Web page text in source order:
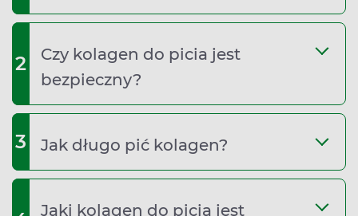
2
Czy kolagen do picia jest
bezpieczny?
3 Jak długo pić kolagen?
Jaki kolagen do picia jest